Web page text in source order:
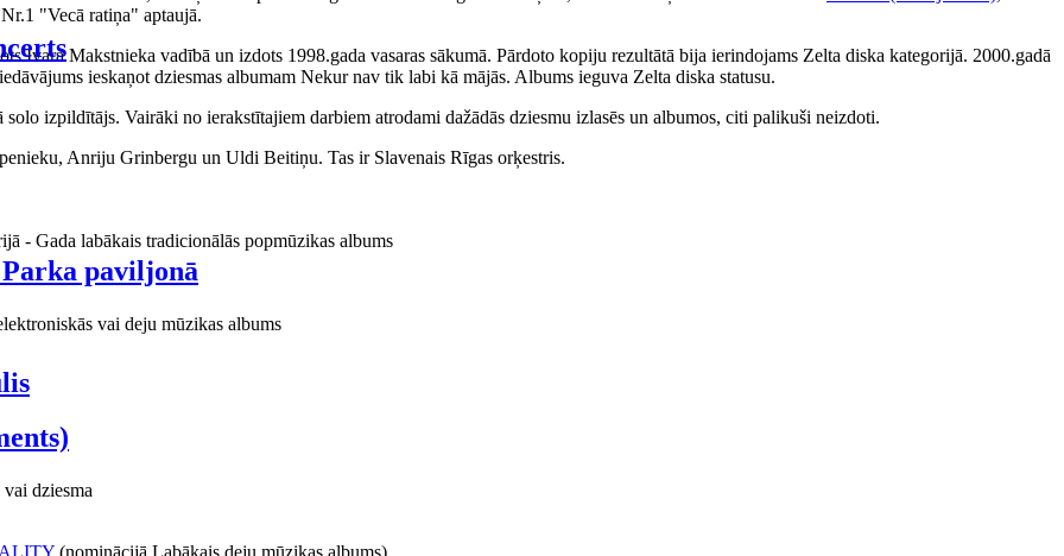
paviljonā
"Vecā ratiņa" aptaujā.
Ivara Makstnieka vadībā un izdots 1998.gada vasaras sākumā. Pārdoto kopiju rezultātā bija ierindojams Zelta diska kategorijā. 2000.gadā
ieskaņot dziesmas albumam Nekur nav tik labi kā mājās. Albums ieguva Zelta diska statusu.
izpildītājs. Vairāki no ierakstītajiem darbiem atrodami dažādās dziesmu izlasēs un albumos, citi palikuši neizdoti.
Anriju Grinbergu un Uldi Beitiņu. Tas ir Slavenais Rīgas orķestris.
- Gada labākais tradicionālās popmūzikas albums
vai deju mūzikas albums
dziesma
(nominācijā Labākais deju mūzikas albums)